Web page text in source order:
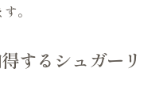
。
するシュガーリ